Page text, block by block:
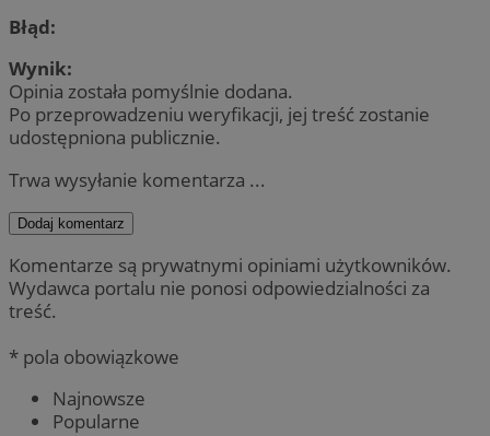
Błąd:
Wynik:
Opinia została pomyślnie dodana.
Po przeprowadzeniu weryfikacji, jej treść zostanie
udostępniona publicznie.
Trwa wysyłanie komentarza ...
Dodaj komentarz
Komentarze są prywatnymi opiniami użytkowników.
Wydawca portalu nie ponosi odpowiedzialności za
treść.
* pola obowiązkowe
Najnowsze
Popularne